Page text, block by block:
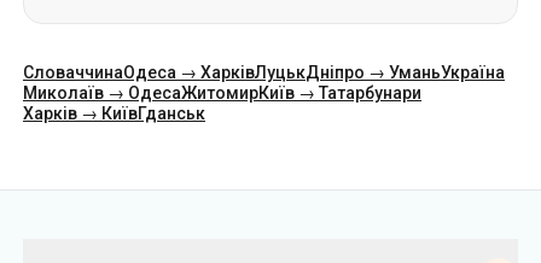
СловаччинаОдеса → ХарківЛуцькДніпро → УманьУкраїна
Миколаїв → ОдесаЖитомирКиїв → Татарбунари
Харків → КиївГданськ